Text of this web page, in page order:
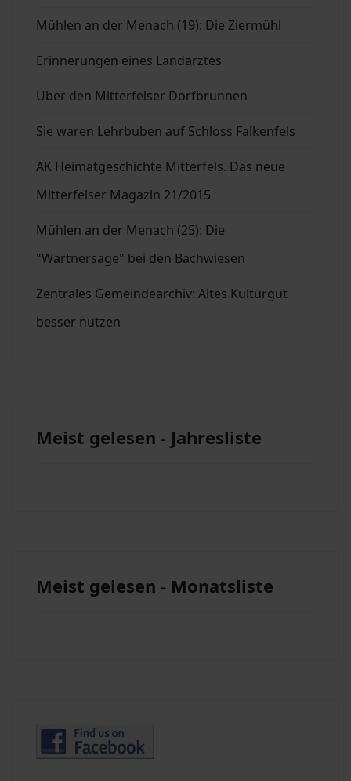
Mühlen an der Menach (19): Die Ziermühl
Erinnerungen eines Landarztes
Über den Mitterfelser Dorfbrunnen
Sie waren Lehrbuben auf Schloss Falkenfels
AK Heimatgeschichte Mitterfels. Das neue
Mitterfelser Magazin 21/2015
Mühlen an der Menach (25): Die
"Wartnersäge" bei den Bachwiesen
Zentrales Gemeindearchiv: Altes Kulturgut
besser nutzen
Meist gelesen - Jahresliste
Meist gelesen - Monatsliste